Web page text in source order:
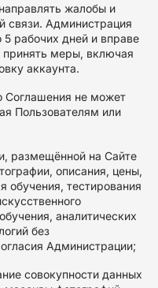
жалобы и
связи. Администрация
рабочих дней и вправе
принять меры, включая
аккаунта.
Соглашения не может
Пользователям или
размещённой на Сайте
описания, цены,
обучения, тестирования
аналитических
без
Администрации;
совокупности данных